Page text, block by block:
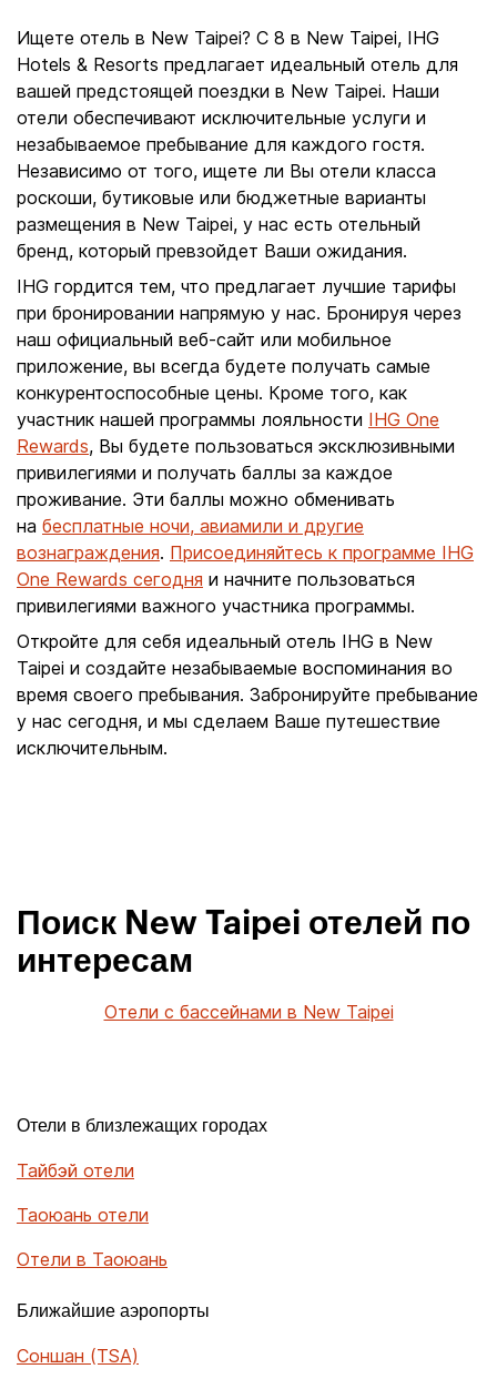
Ищете отель в New Taipei? С 8 в New Taipei, IHG
Hotels & Resorts предлагает идеальный отель для
вашей предстоящей поездки в New Taipei. Наши
отели обеспечивают исключительные услуги и
незабываемое пребывание для каждого гостя.
Независимо от того, ищете ли Вы отели класса
роскоши, бутиковые или бюджетные варианты
размещения в New Taipei, у нас есть отельный
бренд, который превзойдет Ваши ожидания.
IHG гордится тем, что предлагает лучшие тарифы
при бронировании напрямую у нас. Бронируя через
наш официальный веб-сайт или мобильное
приложение, вы всегда будете получать самые
конкурентоспособные цены. Кроме того, как
участник нашей программы лояльности IHG One
Rewards, Вы будете пользоваться эксклюзивными
привилегиями и получать баллы за каждое
проживание. Эти баллы можно обменивать
на бесплатные ночи, авиамили и другие
вознаграждения. Присоединяйтесь к программе IHG
One Rewards сегодня и начните пользоваться
привилегиями важного участника программы.
Откройте для себя идеальный отель IHG в New
Taipei и создайте незабываемые воспоминания во
время своего пребывания. Забронируйте пребывание
у нас сегодня, и мы сделаем Ваше путешествие
исключительным.
Поиск New Taipei отелей по
интересам
Отели с бассейнами в New Taipei
Отели в близлежащих городах
Тайбэй отели
Таоюань отели
Отели в Таоюань
Ближайшие аэропорты
Соншан (TSA)